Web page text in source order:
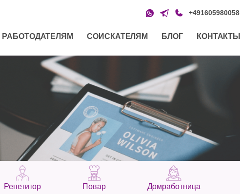
+491605980058
РАБОТОДАТЕЛЯМ СОИСКАТЕЛЯМ БЛОГ КОНТАКТЫ
Репетитор Повар Домработница